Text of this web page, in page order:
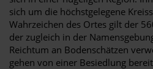
sich um die höchstgelegene
Wahrzeichen des Ortes gilt der
der zugleich in der
Reichtum an Bodenschätzen
gehen von einer Besiedlung